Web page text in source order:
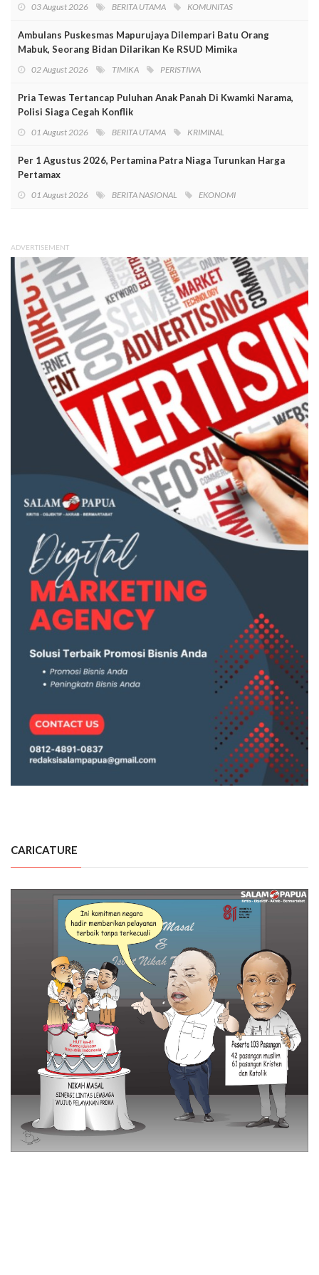
03 August 2026 BERITA UTAMA KOMUNITAS
Ambulans Puskesmas Mapurujaya Dilempari Batu Orang
Mabuk, Seorang Bidan Dilarikan Ke RSUD Mimika
02 August 2026 TIMIKA PERISTIWA
Pria Tewas Tertancap Puluhan Anak Panah Di Kwamki Narama,
Polisi Siaga Cegah Konflik
01 August 2026 BERITA UTAMA KRIMINAL
Per 1 Agustus 2026, Pertamina Patra Niaga Turunkan Harga
Pertamax
01 August 2026 BERITA NASIONAL EKONOMI
ADVERTISEMENT
CARICATURE